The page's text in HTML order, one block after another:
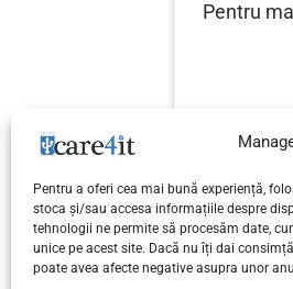
Pentru a oferi cea mai bună experiență,
stoca și/sau accesa informațiile despre
tehnologii ne permite să procesăm date,
unice pe acest site. Dacă nu îți dai
poate avea afecte negative asupra unor
Pentru
pentru